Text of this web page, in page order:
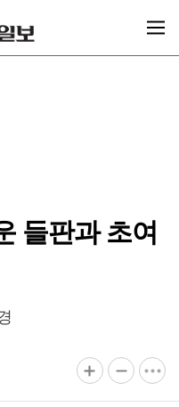
들판과 초여